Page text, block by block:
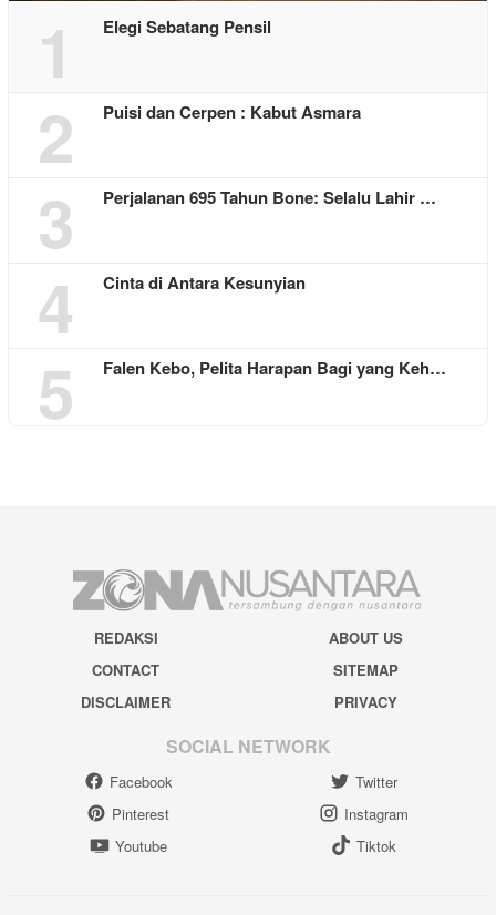
1 Elegi Sebatang Pensil
2 Puisi dan Cerpen : Kabut Asmara
3 Perjalanan 695 Tahun Bone: Selalu Lahir …
4 Cinta di Antara Kesunyian
5 Falen Kebo, Pelita Harapan Bagi yang Keh…
REDAKSI
ABOUT US
CONTACT
SITEMAP
DISCLAIMER
PRIVACY
SOCIAL NETWORK
Facebook
Twitter
Pinterest
Instagram
Youtube
Tiktok